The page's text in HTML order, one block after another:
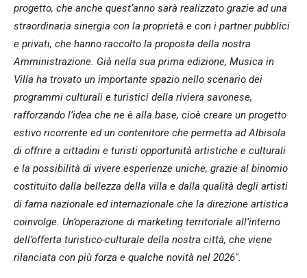
progetto, che anche quest’anno sarà realizzato grazie ad una
straordinaria sinergia con la proprietà e con i partner pubblici
e privati, che hanno raccolto la proposta della nostra
Amministrazione. Già nella sua prima edizione, Musica in
Villa ha trovato un importante spazio nello scenario dei
programmi culturali e turistici della riviera savonese,
rafforzando l’idea che ne è alla base, cioè creare un progetto
estivo ricorrente ed un contenitore che permetta ad Albisola
di offrire a cittadini e turisti opportunità artistiche e culturali
e la possibilità di vivere esperienze uniche, grazie al binomio
costituito dalla bellezza della villa e dalla qualità degli artisti
di fama nazionale ed internazionale che la direzione artistica
coinvolge. Un’operazione di marketing territoriale all’interno
dell’offerta turistico-culturale della nostra città, che viene
rilanciata con più forza e qualche novità nel 2026″.